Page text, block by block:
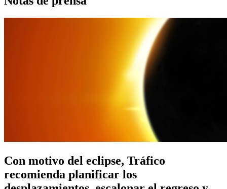
Con motivo del eclipse, Tráfico
recomienda planificar los